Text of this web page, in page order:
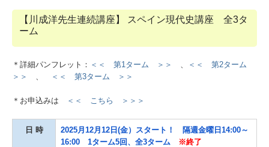
【川成洋先生連続講座】 スペイン現代史講座 全3タ
ーム
＊詳細パンフレット： ＜＜ 第1ターム ＞＞
＜＜ 第2ターム
＞＞
＜＜ 第3ターム ＞＞
＊お申込みは ＜＜ こちら ＞＞＞
日 時 2025月12月12 日(金）スタート！
隔週金曜日14:00～
16:00 1ターム5回、全3ターム
※終了